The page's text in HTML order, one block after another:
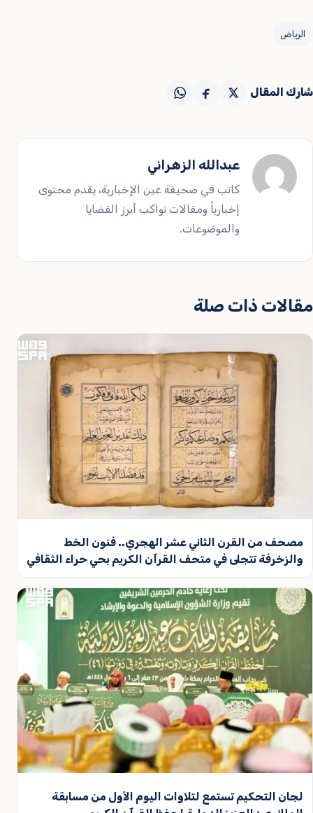
الرياض
شارك المقال
عبدالله الزهراني
كاتب في صحيفة عين الإخبارية، يقدم محتوى
إخبارياً ومقالات تواكب أبرز القضايا
والموضوعات.
مقالات ذات صلة
مصحف من القرن الثاني عشر الهجري.. فنون الخط
والزخرفة تتجلى في متحف القرآن الكريم بحي حراء الثقافي
لجان التحكيم تستمع لتلاوات اليوم الأول من مسابقة